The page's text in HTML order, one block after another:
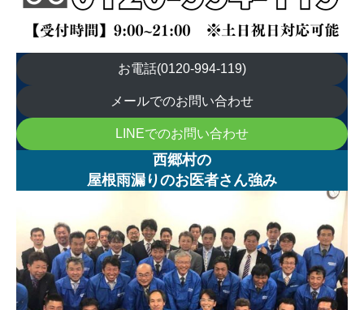
お電話(0120-994-119)
メールでのお問い合わせ
LINEでのお問い合わせ
西郷村の
屋根雨漏りのお医者さん強み